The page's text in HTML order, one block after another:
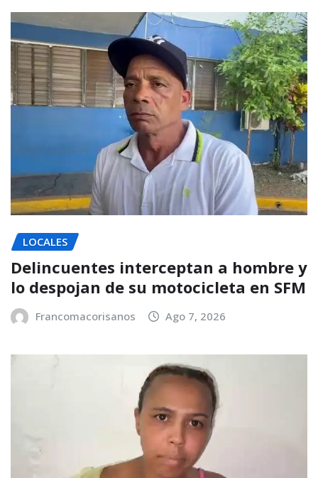
LOCALES
Delincuentes interceptan a hombre y
lo despojan de su motocicleta en SFM
Francomacorisanos Ago 7, 2026